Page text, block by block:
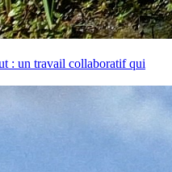
: un travail collaboratif qui